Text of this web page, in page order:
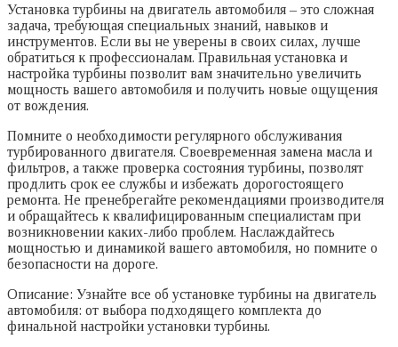
Установка турбины на двигатель автомобиля – это сложная
задача, требующая специальных знаний, навыков и
инструментов. Если вы не уверены в своих силах, лучше
обратиться к профессионалам. Правильная установка и
настройка турбины позволит вам значительно увеличить
мощность вашего автомобиля и получить новые ощущения
от вождения.
Помните о необходимости регулярного обслуживания
турбированного двигателя. Своевременная замена масла и
фильтров, а также проверка состояния турбины, позволят
продлить срок ее службы и избежать дорогостоящего
ремонта. Не пренебрегайте рекомендациями производителя
и обращайтесь к квалифицированным специалистам при
возникновении каких-либо проблем. Наслаждайтесь
мощностью и динамикой вашего автомобиля, но помните о
безопасности на дороге.
Описание: Узнайте все об установке турбины на двигатель
автомобиля: от выбора подходящего комплекта до
финальной настройки установки турбины.